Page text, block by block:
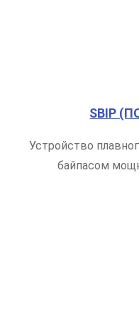
SBIP
Устройство
байпасом